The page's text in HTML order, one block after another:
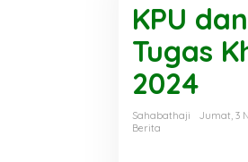
U
d
w
KPU
Tugas
2024
Sahabathaji
Jumat, 3
Berita